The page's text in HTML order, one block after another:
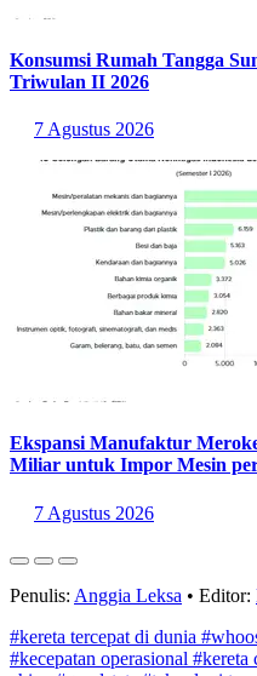
Konsumsi Rumah Tangga
Triwulan II 2026
7 Agustus 2026
Ekspansi Manufaktur
Miliar untuk Impor Mesin per
7 Agustus 2026
Penulis: Anggia Leksa • Editor:
#kereta tercepat di dunia
#kecepatan operasional #kereta